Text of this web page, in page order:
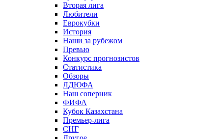
Вторая лига
Любители
Еврокубки
История
Наши за рубежом
Превью
Конкурс прогнозистов
Статистика
Обзоры
ЛДЮФА
Наш соперник
ФИФА
Кубок Казахстана
Премьер-лига
СНГ